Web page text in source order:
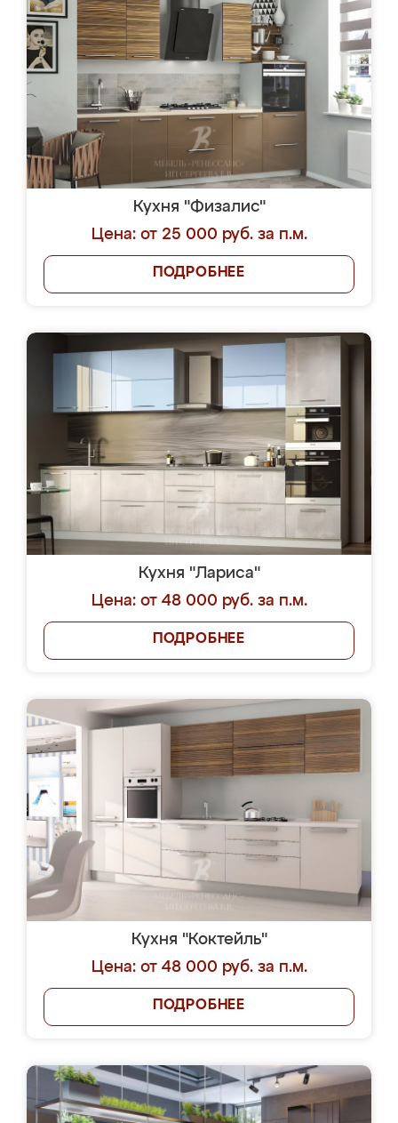
Кухня "Физалис"
Цена: от 25 000 руб. за п.м.
ПОДРОБНЕЕ
Кухня "Лариса"
Цена: от 48 000 руб. за п.м.
ПОДРОБНЕЕ
Кухня "Коктейль"
Цена: от 48 000 руб. за п.м.
ПОДРОБНЕЕ